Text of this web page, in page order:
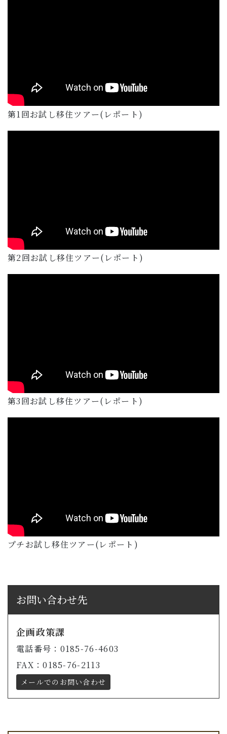
第1回お試し移住ツアー(レポート)
第2回お試し移住ツアー(レポート)
第3回お試し移住ツアー(レポート)
プチお試し移住ツアー(レポート)
お問い合わせ先
企画政策課
電話番号：0185-76-4603
FAX：0185-76-2113
メールでのお問い合わせ